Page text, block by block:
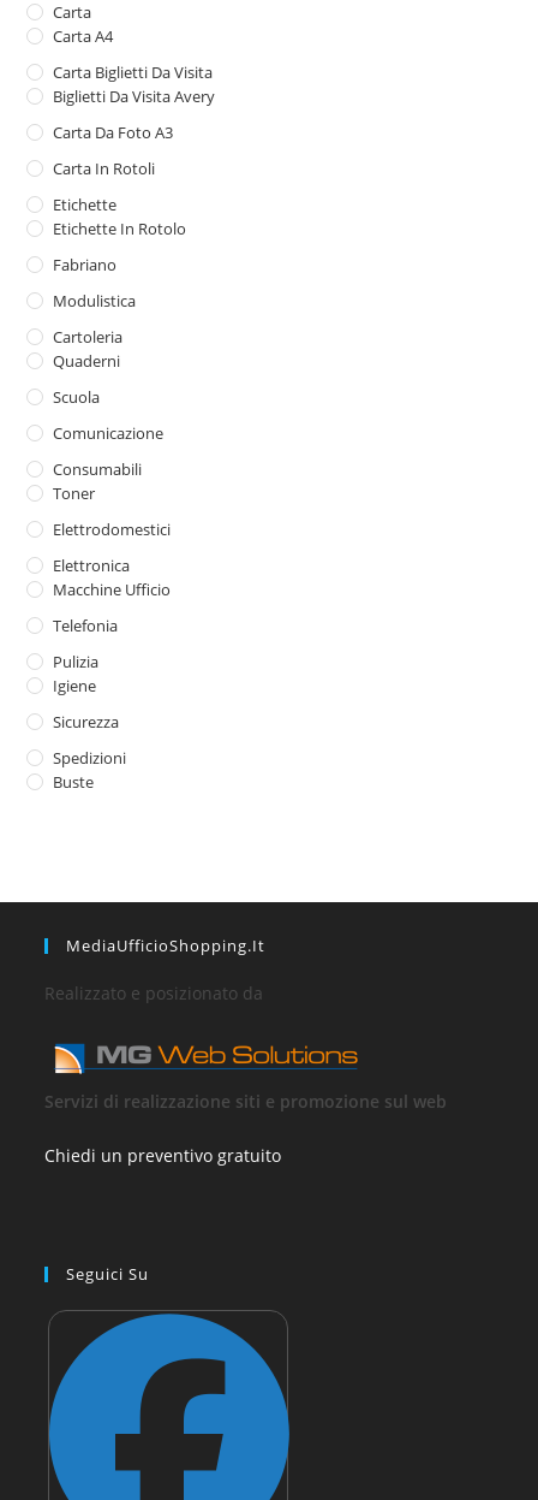
Carta
Carta A4
Carta Biglietti Da Visita
Biglietti Da Visita Avery
Carta Da Foto A3
Carta In Rotoli
Etichette
Etichette In Rotolo
Fabriano
Modulistica
Cartoleria
Quaderni
Scuola
Comunicazione
Consumabili
Toner
Elettrodomestici
Elettronica
Macchine Ufficio
Telefonia
Pulizia
Igiene
Sicurezza
Spedizioni
Buste
MediaUfficioShopping.it
Realizzato e posizionato da
Servizi di realizzazione siti e promozione sul web
Chiedi un preventivo gratuito
Seguici Su